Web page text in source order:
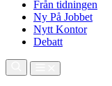
Från tidningen
Ny På Jobbet
Nytt Kontor
Debatt